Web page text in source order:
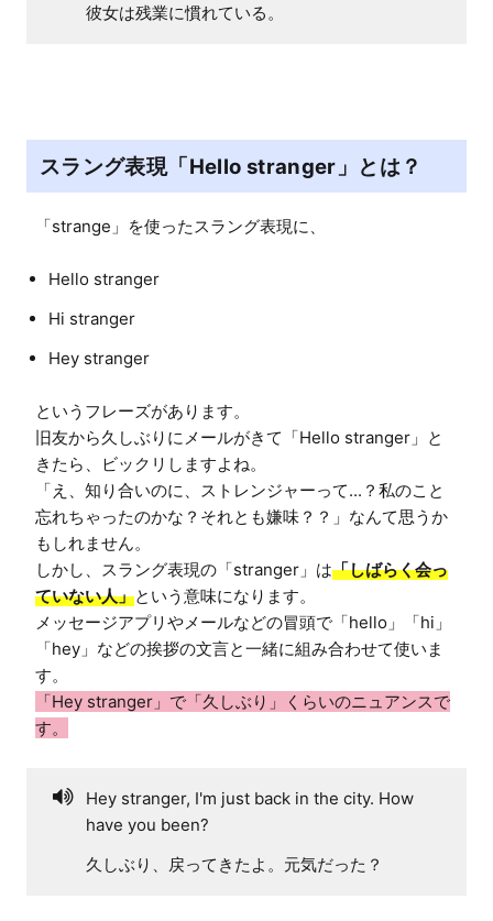
彼女は残業に慣れている。
スラング表現「Hello stranger」とは？
Hello stranger
Hi stranger
Hey stranger
というフレーズがあります。
旧友から久しぶりにメールがきて「Hello stranger」と
きたら、ビックリしますよね。
「え、知り合いのに、ストレンジャーって...？私のこと
忘れちゃったのかな？それとも嫌味？？」なんて思うか
もしれません。
しかし、スラング表現の「stranger」は「しばらく会っ
ていない人」という意味になります。
メッセージアプリやメールなどの冒頭で「hello」「hi」
「hey」などの挨拶の文言と一緒に組み合わせて使いま
「Hey stranger」で「久しぶり」くらいのニュアンスで
す。
Hey stranger, I'm just back in the city. How
have you been?
久しぶり、戻ってきたよ。元気だった？